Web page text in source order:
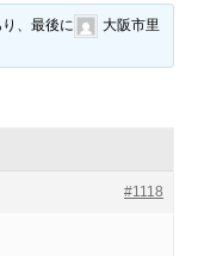
、最後に
大阪市里
#1118